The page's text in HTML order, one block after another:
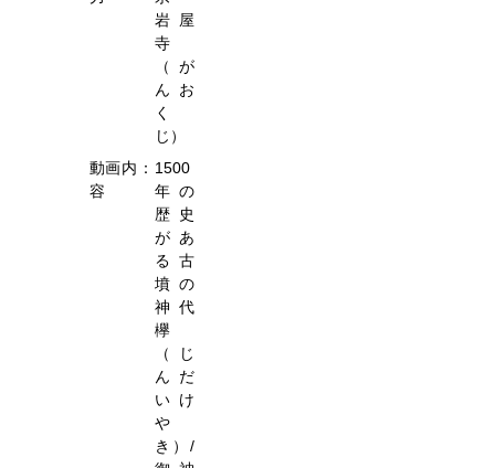
岩屋
寺
（が
んお
く
じ）
動画内
容
： 1500
年の
歴史
があ
る古
墳の
神代
欅
（じ
んだ
いけ
や
き）/